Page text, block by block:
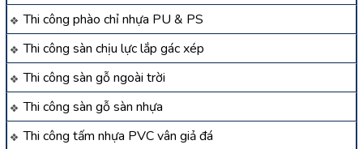
Thi công phào chỉ nhựa PU & PS
Thi công sàn chịu lực lắp gác xép
Thi công sàn gỗ ngoài trời
Thi công sàn gỗ sàn nhựa
Thi công tấm nhựa PVC vân giả đá